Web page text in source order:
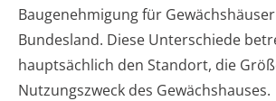
Baugenehmigung für
Bundesland. Diese Unterschiede
hauptsächlich den Standort, die
Nutzungszweck des Gewächshauses.